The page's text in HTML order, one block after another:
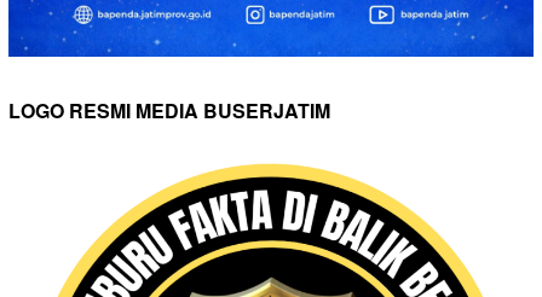
LOGO RESMI MEDIA BUSERJATIM